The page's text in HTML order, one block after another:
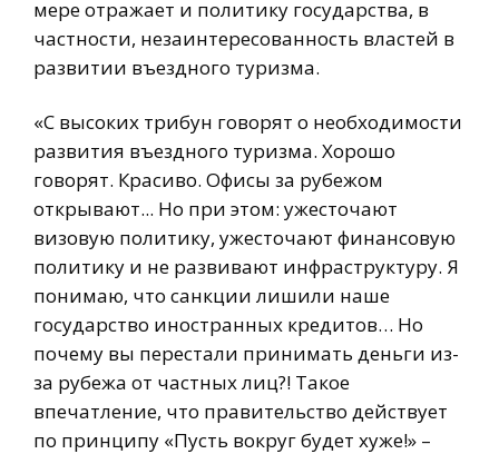
мере отражает и политику государства, в
частности, незаинтересованность властей в
развитии въездного туризма.
«С высоких трибун говорят о необходимости
развития въездного туризма. Хорошо
говорят. Красиво. Офисы за рубежом
открывают... Но при этом: ужесточают
визовую политику, ужесточают финансовую
политику и не развивают инфраструктуру. Я
понимаю, что санкции лишили наше
государство иностранных кредитов… Но
почему вы перестали принимать деньги из-
за рубежа от частных лиц?! Такое
впечатление, что правительство действует
по принципу «Пусть вокруг будет хуже!» –